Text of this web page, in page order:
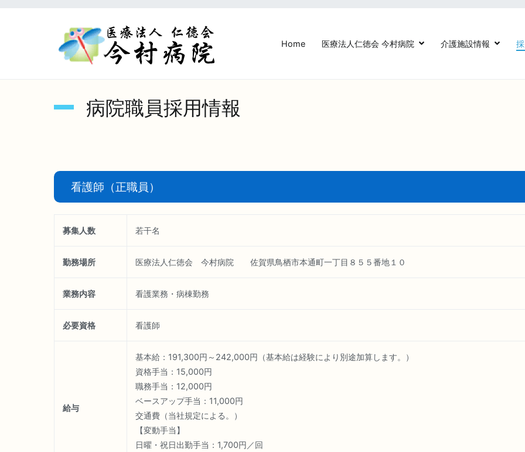
医療法人仁徳会今村病院【鳥栖駅前】
Home 医療法人仁徳会 今村病院 介護施設情報
病院職員採用情報
看護師（正職員）
募集人数 若干名
勤務場所 医療法人仁徳会 今村病院 佐賀県鳥栖市本通町一丁目８５５番地１０
業務内容 看護業務・病棟勤務
必要資格 看護師
給与
基本給：191,300円～242,000円（基本給は経験により別途加算します。）
資格手当：15,000円
職務手当：12,000円
ベースアップ手当：11,000円
交通費（当社規定による。）
【変動手当】
日曜・祝日出勤手当：1,700円／回